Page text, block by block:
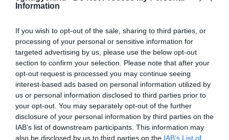
Information
If you wish to opt-out of the sale, sharing to third parties, or
processing of your personal or sensitive information for
targeted advertising by us, please use the below opt-out
section to confirm your selection. Please note that after your
opt-out request is processed you may continue seeing
interest-based ads based on personal information utilized by
us or personal information disclosed to third parties prior to
your opt-out. You may separately opt-out of the further
disclosure of your personal information by third parties on the
IAB’s list of downstream participants. This information may
also be disclosed by us to third parties on the IAB’s List of
voltak illetékesek. A szerződés aláírásakor az
a dr. Maróth Gáspár képviselte a Védelmi
Beszerzési Ügynökséget (VBÜ), aki azóta a
Zalaegerszegen hadiipari gyárat építő
Rheinmetall-nál folytatta pályafutását a VBÜ-
től való távozása után aLinkedInnyilvános
adatai szerint.
További pikáns részlet, hogy korábban a